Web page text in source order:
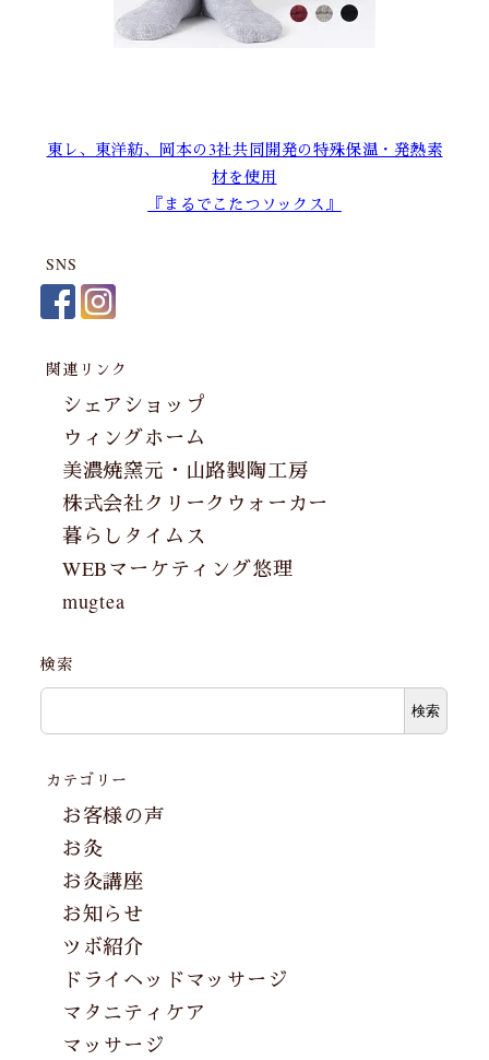
東レ、東洋紡、岡本の3社共同開発の特殊保温・発熱素
材を使用
『まるでこたつソックス』
SNS
関連リンク
シェアショップ
ウィングホーム
美濃焼窯元・山路製陶工房
株式会社クリークウォーカー
暮らしタイムス
WEBマーケティング悠理
mugtea
検索
検索
カテゴリー
お客様の声
お灸
お灸講座
お知らせ
ツボ紹介
ドライヘッドマッサージ
マタニティケア
マッサージ